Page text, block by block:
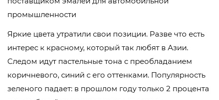
промышленности
Яркие цвета утратили свои позиции. Разве что есть
интерес к красному, который так любят в Азии.
Следом идут пастельные тона с преобладанием
коричневого, синий с его оттенками. Популярность
зеленого падает: в прошлом году только 2 процента